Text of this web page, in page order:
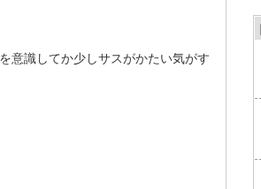
意識してか少しサスがかたい気がす